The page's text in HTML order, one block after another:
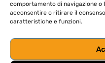
comportamento di navigazione o
acconsentire o ritirare il
caratteristiche e funzioni.
Cos'è la DeFi
Crypto card: custodial o self-
custody